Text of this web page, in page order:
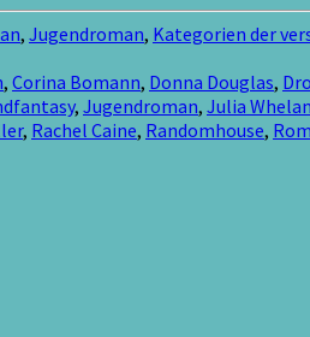
, Jugendroman, Kategorien der
, Corina Bomann, Donna Douglas,
, Jugendroman, Julia Whelan
, Rachel Caine, Randomhouse,